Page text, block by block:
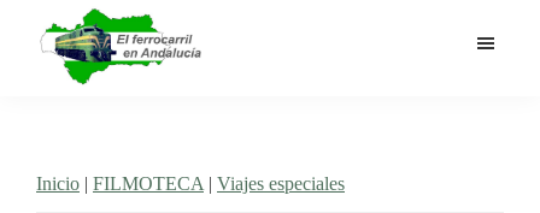
contenido
Andalucía
ferrocarril
Inicio | FILMOTECA | Viajes especiales